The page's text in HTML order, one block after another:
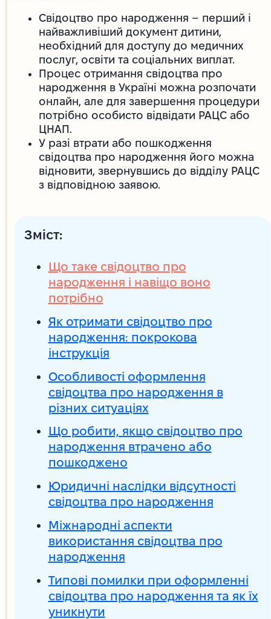
Свідоцтво про народження – перший і
найважливіший документ дитини,
необхідний для доступу до медичних
послуг, освіти та соціальних виплат.
Процес отримання свідоцтва про
народження в Україні можна розпочати
онлайн, але для завершення процедури
потрібно особисто відвідати РАЦС або
ЦНАП.
У разі втрати або пошкодження
свідоцтва про народження його можна
відновити, звернувшись до відділу РАЦС
з відповідною заявою.
Зміст:
Що таке свідоцтво про
народження і навіщо воно
потрібно
Як отримати свідоцтво про
народження: покрокова
інструкція
Особливості оформлення
свідоцтва про народження в
різних ситуаціях
Що робити, якщо свідоцтво про
народження втрачено або
пошкоджено
Юридичні наслідки відсутності
свідоцтва про народження
Міжнародні аспекти
використання свідоцтва про
народження
Типові помилки при оформленні
свідоцтва про народження та як їх
уникнути